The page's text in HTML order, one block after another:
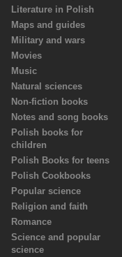
Literature in Polish
Maps and guides
Military and wars
Movies
Music
Natural sciences
Non-fiction books
Notes and song books
Polish books for
children
Polish Books for teens
Polish Cookbooks
Popular science
Religion and faith
Romance
Science and popular
science